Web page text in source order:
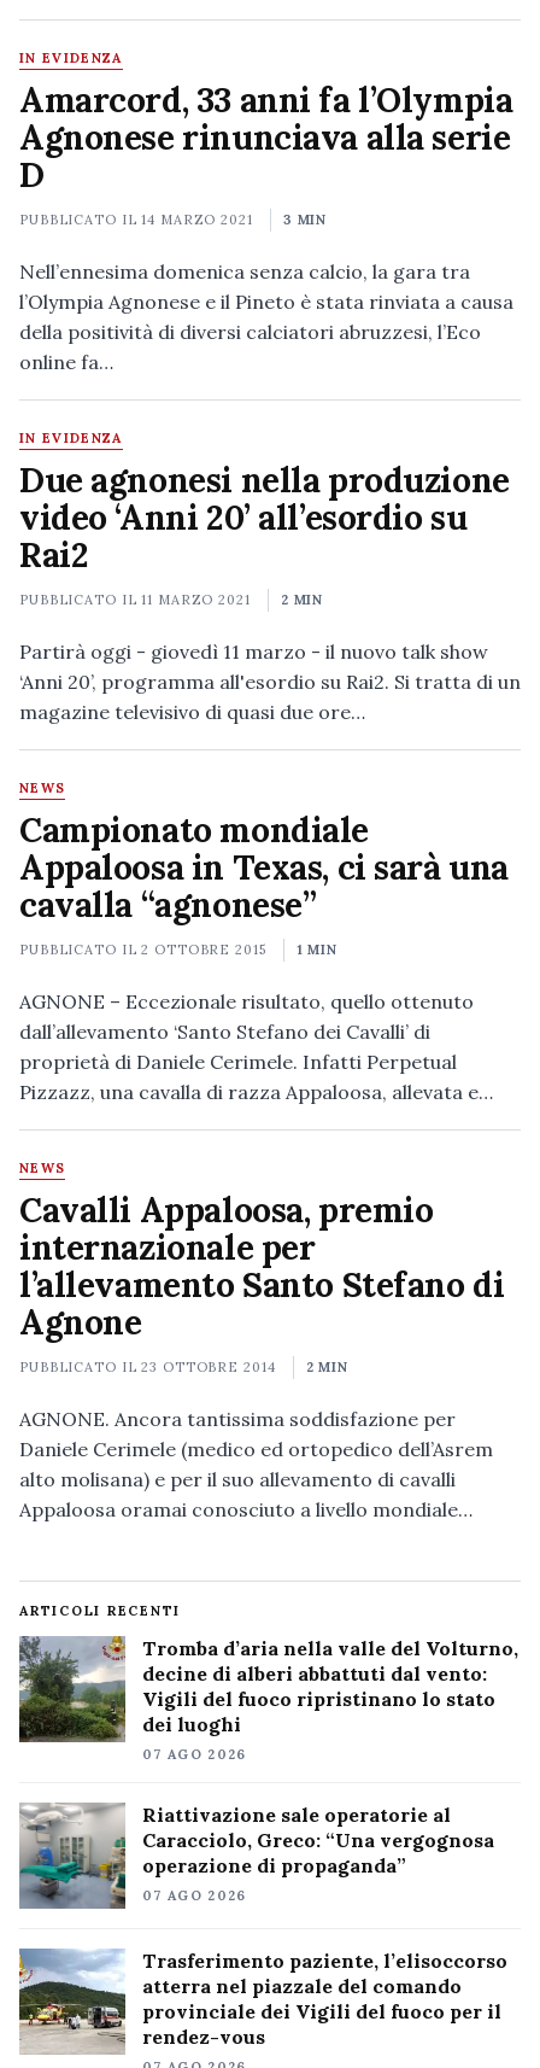
IN EVIDENZA
Amarcord, 33 anni fa l’Olympia
Agnonese rinunciava alla serie
D
PUBBLICATO IL14 MARZO 2021 3 MIN
Nell’ennesima domenica senza calcio, la gara tra
l’Olympia Agnonese e il Pineto è stata rinviata a causa
della positività di diversi calciatori abruzzesi, l’Eco
online fa…
IN EVIDENZA
Due agnonesi nella produzione
video ‘Anni 20’ all’esordio su
Rai2
PUBBLICATO IL11 MARZO 2021 2 MIN
Partirà oggi - giovedì 11 marzo - il nuovo talk show
‘Anni 20’, programma all'esordio su Rai2. Si tratta di un
magazine televisivo di quasi due ore…
NEWS
Campionato mondiale
Appaloosa in Texas, ci sarà una
cavalla “agnonese”
PUBBLICATO IL2 OTTOBRE 2015 1 MIN
AGNONE – Eccezionale risultato, quello ottenuto
dall’allevamento ‘Santo Stefano dei Cavalli’ di
proprietà di Daniele Cerimele. Infatti Perpetual
Pizzazz, una cavalla di razza Appaloosa, allevata e…
NEWS
Cavalli Appaloosa, premio
internazionale per
l’allevamento Santo Stefano di
Agnone
PUBBLICATO IL23 OTTOBRE 2014 2 MIN
AGNONE. Ancora tantissima soddisfazione per
Daniele Cerimele (medico ed ortopedico dell’Asrem
alto molisana) e per il suo allevamento di cavalli
Appaloosa oramai conosciuto a livello mondiale…
ARTICOLI RECENTI
Tromba d’aria nella valle del Volturno,
decine di alberi abbattuti dal vento:
Vigili del fuoco ripristinano lo stato
dei luoghi
07 AGO 2026
Riattivazione sale operatorie al
Caracciolo, Greco: “Una vergognosa
operazione di propaganda”
07 AGO 2026
Trasferimento paziente, l’elisoccorso
atterra nel piazzale del comando
provinciale dei Vigili del fuoco per il
rendez-vous